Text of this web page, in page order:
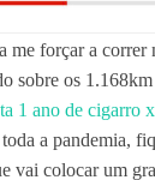
me forçar a correr
sobre os
1 ano de cigarro
a pandemia,
vai colocar um